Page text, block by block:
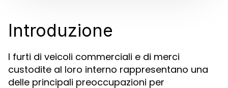
Introduzione
I furti di veicoli commerciali e di merci
custodite al loro interno rappresentano una
delle principali preoccupazioni per